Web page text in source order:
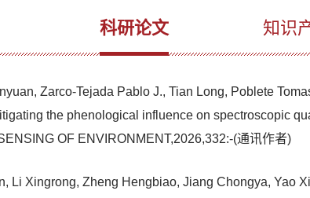
科研论文 知识
Zarco-Tejada Pablo J., Tian Long, Poblete
the phenological influence on spectroscopic
OF ENVIRONMENT,2026,332:-(通讯作者)
Li Xingrong, Zheng Hengbiao, Jiang Chongya, Yao